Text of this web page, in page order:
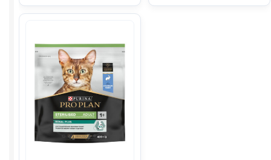
(ПРИВЕРЕДЛИВЫЕ,
1кг
(КУРИЦА)